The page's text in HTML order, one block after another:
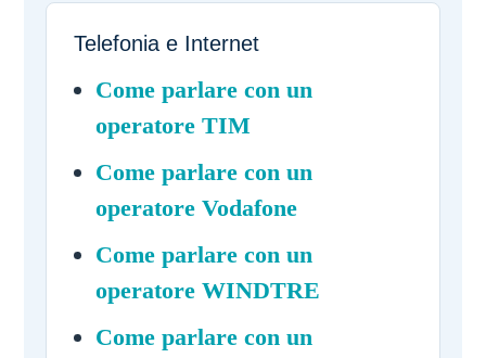
Telefonia e Internet
Come parlare con un
operatore TIM
Come parlare con un
operatore Vodafone
Come parlare con un
operatore WINDTRE
Come parlare con un